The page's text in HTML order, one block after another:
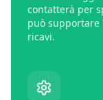
contatterà per
può supportare
ricavi.